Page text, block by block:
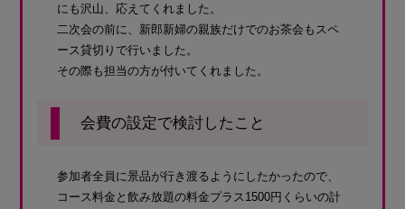
にも沢山、応えてくれました。
二次会の前に、新郎新婦の親族だけでのお茶会もスペ
ース貸切りで行いました。
その際も担当の方が付いてくれました。
会費の設定で検討したこと
参加者全員に景品が行き渡るようにしたかったので、
コース料金と飲み放題の料金プラス1500円くらいの計